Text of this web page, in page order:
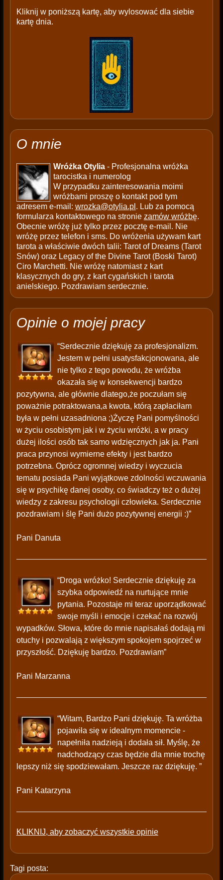
Kliknij w poniższą kartę, aby wylosować dla siebie
kartę dnia.
O mnie
Wróżka Otylia- Profesjonalna wróżka
tarocistka i numerolog
W przypadku zainteresowania moimi
wróżbami proszę o kontakt pod tym
adresem e-mail: wrozka@otylia.pl . Lub za pomocą
formularza kontaktowego na stronie zamów wróżbę.
Obecnie wróżę już tylko przez pocztę e-mail. Nie
wróżę przez telefon i sms. Do wróżenia używam kart
tarota a właściwie dwóch talii: Tarot of Dreams (Tarot
Snów) oraz Legacy of the Divine Tarot (Boski Tarot)
Ciro Marchetti. Nie wróżę natomiast z kart
klasycznych do gry, z kart cygańskich i tarota
anielskiego. Pozdrawiam serdecznie.
Opinie o mojej pracy
“Serdecznie dziękuję za profesjonalizm.
Jestem w pełni usatysfakcjonowana, ale
nie tylko z tego powodu, że wróżba
okazała się w konsekwencji bardzo
pozytywna, ale głównie dlatego,że poczułam się
poważnie potraktowana,a kwota, którą zapłaciłam
była w pełni uzasadniona ;)Życzę Pani pomyślności
w życiu osobistym jak i w życiu wróżki, a w pracy
dużej ilości osób tak samo wdzięcznych jak ja. Pani
praca przynosi wymierne efekty i jest bardzo
potrzebna. Oprócz ogromnej wiedzy i wyczucia
tematu posiada Pani wyjątkowe zdolności wczuwania
się w psychikę danej osoby, co świadczy też o dużej
wiedzy z zakresu psychologii człowieka. Serdecznie
pozdrawiam i ślę Pani dużo pozytywnej energii :)”
Pani Danuta
“Droga wróżko! Serdecznie dziękuję za
szybka odpowiedź na nurtujące mnie
pytania. Pozostaje mi teraz uporządkować
swoje myśli i emocje i czekać na rozwój
wypadków. Słowa, które do mnie napisałaś dodają mi
otuchy i pozwalają z większym spokojem spojrzeć w
przyszłość. Dziękuję bardzo. Pozdrawiam”
Pani Marzanna
“Witam, Bardzo Pani dziękuję. Ta wróżba
pojawiła się w idealnym momencie -
napełniła nadzieją i dodała sił. Myślę, że
nadchodzący czas będzie dla mnie trochę
lepszy niż się spodziewałam. Jeszcze raz dziękuję. ”
Pani Katarzyna
KLIKNIJ, aby zobaczyć wszystkie opinie
Tagi posta: